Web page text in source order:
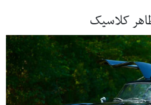
کلاسیک